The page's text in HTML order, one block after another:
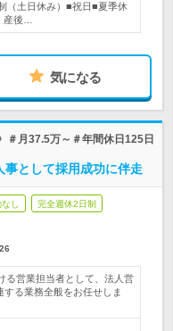
土日休み）■祝日■夏季休
産後…
気になる
＃月37.5万～＃年間休日125日
事として採用成功に伴走
し 完全週休2日制
る営業担当者として、法人営
る業務全般をお任せしま